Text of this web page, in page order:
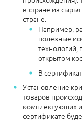
в стране из
стране.
Например,
полезные
технологий,
открытом
В
Установление
товаров
комплектующих
сертификате